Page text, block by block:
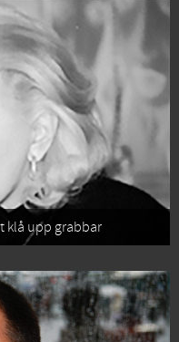
klå upp grabbar